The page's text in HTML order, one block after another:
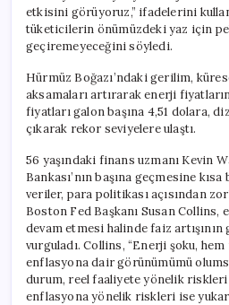
etkisini görüyoruz,” ifadelerini
tüketicilerin önümüzdeki yaz için
geçiremeyeceğini söyledi.
Hürmüz Boğazı’ndaki gerilim,
aksamaları artırarak enerji
fiyatları galon başına 4,51 dolara,
çıkarak rekor seviyelere ulaştı.
56 yaşındaki finans uzmanı Kevin
Bankası’nın başına geçmesine
veriler, para politikası açısından
Boston Fed Başkanı Susan Collins,
devam etmesi halinde faiz
vurguladı. Collins, “Enerji şoku,
enflasyona dair görünümümü
durum, reel faaliyete yönelik riskleri
enflasyona yönelik riskleri ise